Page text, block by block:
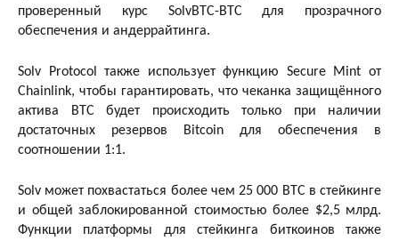
проверенный курс SolvBTC-BTC для прозрачного
обеспечения и андеррайтинга.
Solv Protocol также использует функцию Secure Mint от
Chainlink, чтобы гарантировать, что чеканка защищённого
актива BTC будет происходить только при наличии
достаточных резервов Bitcoin для обеспечения в
соотношении 1:1.
Solv может похвастаться более чем 25 000 BTC в стейкинге
и общей заблокированной стоимостью более $2,5 млрд.
Функции платформы для стейкинга биткоинов также